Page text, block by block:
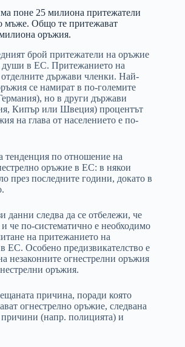
поне 25 милиона притежатели
мъже. Общо те притежават
оръжия.
брой притежатели на оръжие
души в ЕС. Притежанието на
държави членки. Най-
се намират в по-големите
но в други държави
Кипър или Швеция) процентът
на глава от населението е по-
тенденция по отношение на
оръжие в ЕС: в някои
през последните години, докато в
данни следва да се отбележи, че
че по-систематично е необходимо
на притежанието на
ЕС. Особено предизвикателство е
незаконните огнестрелни оръжия
оръжия.
причина, поради която
огнестрелно оръжие, следвана
(напр. полицията) и